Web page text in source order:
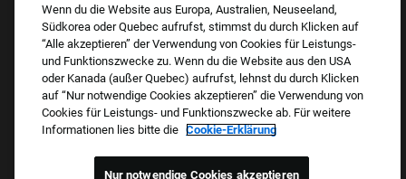
Kultur & Werte
Unsere Marken
Unternehmen
FAQ – Häufig gestellte Fragen
Wenn du die Website aus Europa, Australien, Neuseeland,
Südkorea oder Quebec aufrufst, stimmst du durch Klicken auf
“Alle akzeptieren” der Verwendung von Cookies für Leistungs-
und Funktionszwecke zu. Wenn du die Website aus den USA
oder Kanada (außer Quebec) aufrufst, lehnst du durch Klicken
auf “Nur notwendige Cookies akzeptieren” die Verwendung von
Cookies für Leistungs- und Funktionszwecke ab. Für weitere
Informationen lies bitte die Cookie-Erklärung
Nur notwendige Cookies akzeptieren